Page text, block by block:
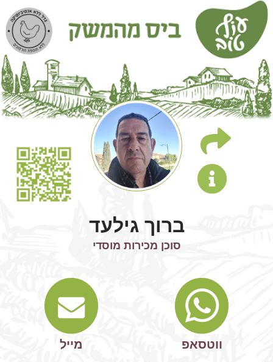
ברוך גילעד
סוכן מכירות מוסדי
ווטסאפ מייל